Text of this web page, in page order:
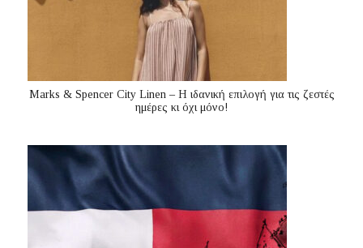
Marks & Spencer City Linen – Η ιδανική επιλογή για τις ζεστές
ημέρες κι όχι μόνο!